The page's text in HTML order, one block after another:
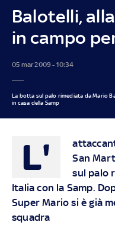
Balotelli,
in campo
05 mar 2009 - 10:34
La botta sul palo rimediata da Mario
in casa della Samp
L'
San
sul palo
Italia con la Samp.
Super Mario si è già
squadra